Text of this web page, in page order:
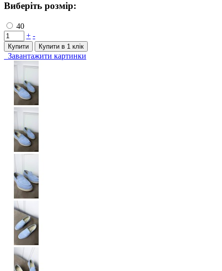
Виберіть розмір:
40
+ -
Купити Купити в 1 клiк
Завантажити картинки